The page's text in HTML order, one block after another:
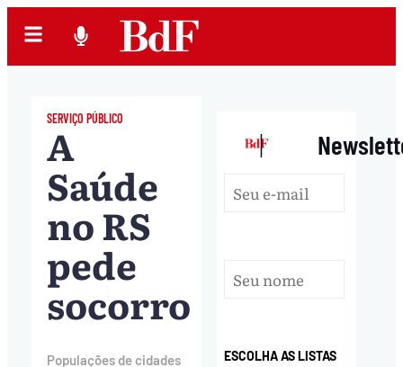
SERVIÇO PÚBLICO
A
Saúde
no RS
pede
socorro
Populações de cidades
|
ESCOLHA AS LISTAS